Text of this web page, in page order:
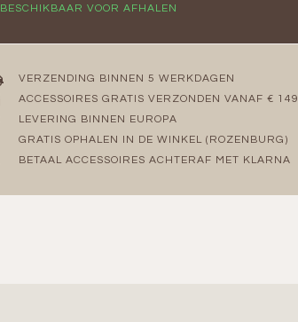
BESCHIKBAAR VOOR AFHALEN
VERZENDING BINNEN 5 WERKDAGEN
ACCESSOIRES GRATIS VERZONDEN VANAF € 149
LEVERING BINNEN EUROPA
GRATIS OPHALEN IN DE WINKEL (ROZENBURG)
BETAAL ACCESSOIRES ACHTERAF MET KLARNA